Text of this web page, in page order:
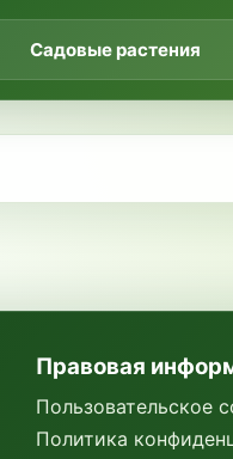
Садовые растения
Правовая
Пользовательское
Политика